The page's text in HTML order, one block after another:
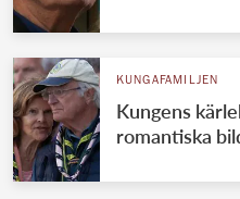
KUNGAFAMILJEN
Kungens
romantiska